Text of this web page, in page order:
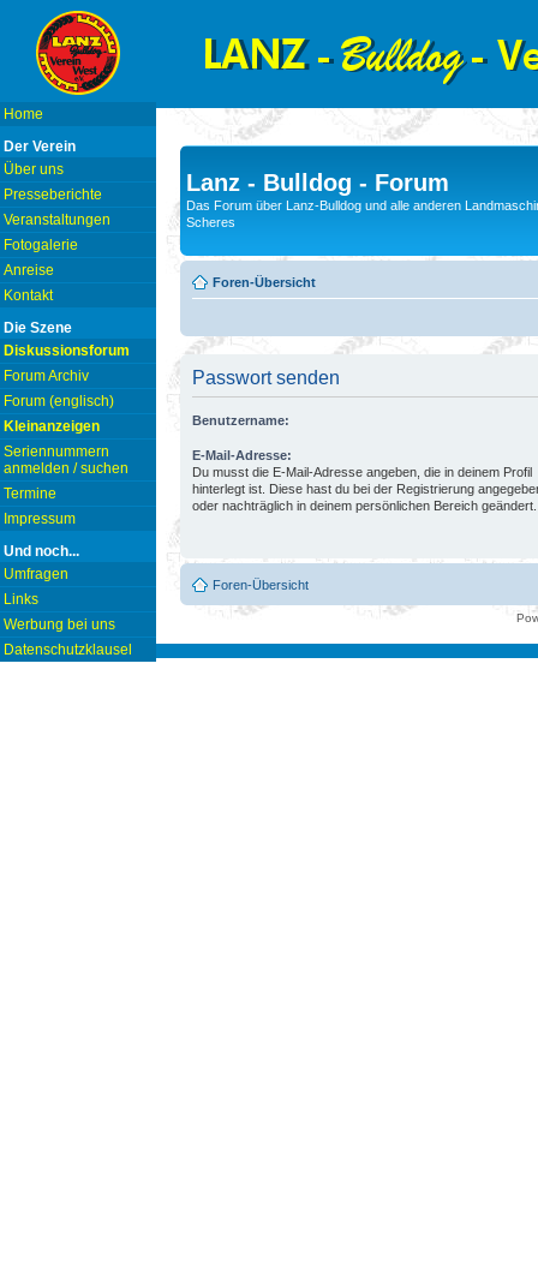
Home
Der Verein
Über uns
Presseberichte
Veranstaltungen
Fotogalerie
Anreise
Kontakt
Die Szene
Diskussionsforum
Forum Archiv
Forum (englisch)
Kleinanzeigen
Seriennummern
anmelden / suchen
Termine
Impressum
Und noch...
Umfragen
Links
Werbung bei uns
Datenschutzklausel
Lanz - Bulldog - Forum
Das Forum über Lanz-Bulldog und alle anderen
Scheres
Foren-Übersicht
Passwort senden
Benutzername:
E-Mail-Adresse:
Du musst die E-Mail-Adresse angeben, die in deinem Profil
hinterlegt ist. Diese hast du bei der Registrierung
oder nachträglich in deinem persönlichen Bereich geändert.
Foren-Übersicht